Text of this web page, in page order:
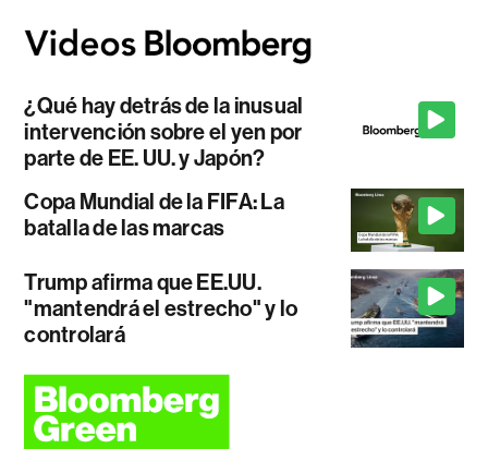
¿Qué hay detrás de la inusual
intervención sobre el yen por
parte de EE. UU. y Japón?
Copa Mundial de la FIFA: La
batalla de las marcas
Trump afirma que EE.UU.
"mantendrá el estrecho" y lo
controlará